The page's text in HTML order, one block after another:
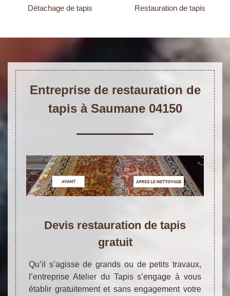
Détachage de tapis Restauration de tapis
Entreprise de restauration de
tapis à Saumane 04150
Devis restauration de tapis
gratuit
Qu’il s’agisse de grands ou de petits travaux,
l’entreprise Atelier du Tapis s’engage à vous
établir gratuitement et sans engagement votre